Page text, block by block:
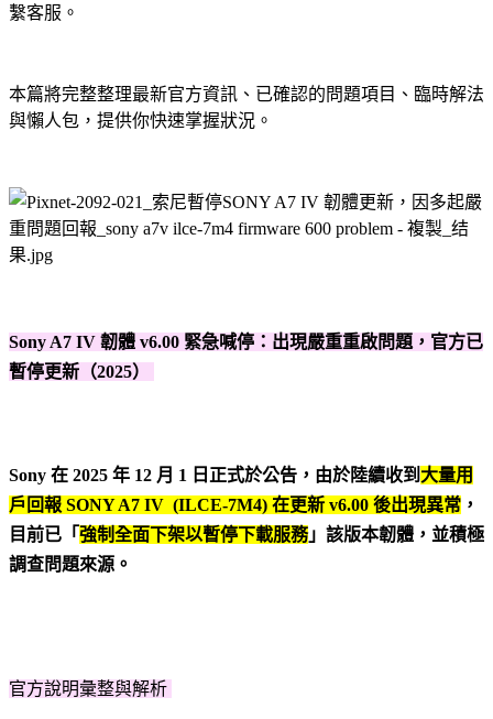
繫客服。
本篇將完整整理最新官方資訊、已確認的問題項目、臨時解法
與懶人包，提供你快速掌握狀況。
Sony A7 IV 韌體 v6.00 緊急喊停：出現嚴重重啟問題，官方已
暫停更新（2025）
Sony 在 2025 年 12 月 1 日正式於公告，由於陸續收到 大量用
戶回報 SONY A7 IV (ILCE-7M4) 在更新 v6.00 後出現異常 ，
目前已「強制全面下架以暫停下載服務」該版本韌體，並積極
調查問題來源。
官方說明彙整與解析